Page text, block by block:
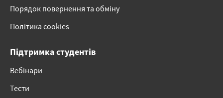
Порядок повернення та обміну
Політика cookies
Підтримка студентів
Вебінари
Тести